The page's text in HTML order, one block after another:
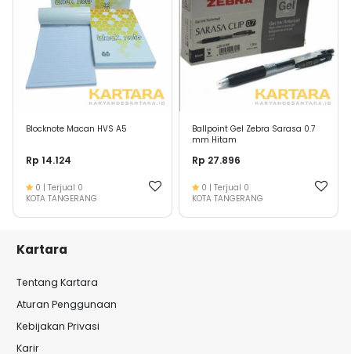
Blocknote Macan HVS A5
Rp 14.124
0 | Terjual 0
KOTA TANGERANG
Ballpoint Gel Zebra Sarasa 0.7
mm Hitam
Rp 27.896
0 | Terjual 0
KOTA TANGERANG
Kartara
Tentang Kartara
Aturan Penggunaan
Kebijakan Privasi
Karir